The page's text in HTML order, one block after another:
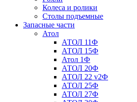
Колеса и ролики
Столы подъемные
Запасные части
Атол
АТОЛ 11Ф
АТОЛ 15Ф
Атол 1Ф
АТОЛ 20Ф
АТОЛ 22 v2Ф
АТОЛ 25Ф
АТОЛ 27Ф